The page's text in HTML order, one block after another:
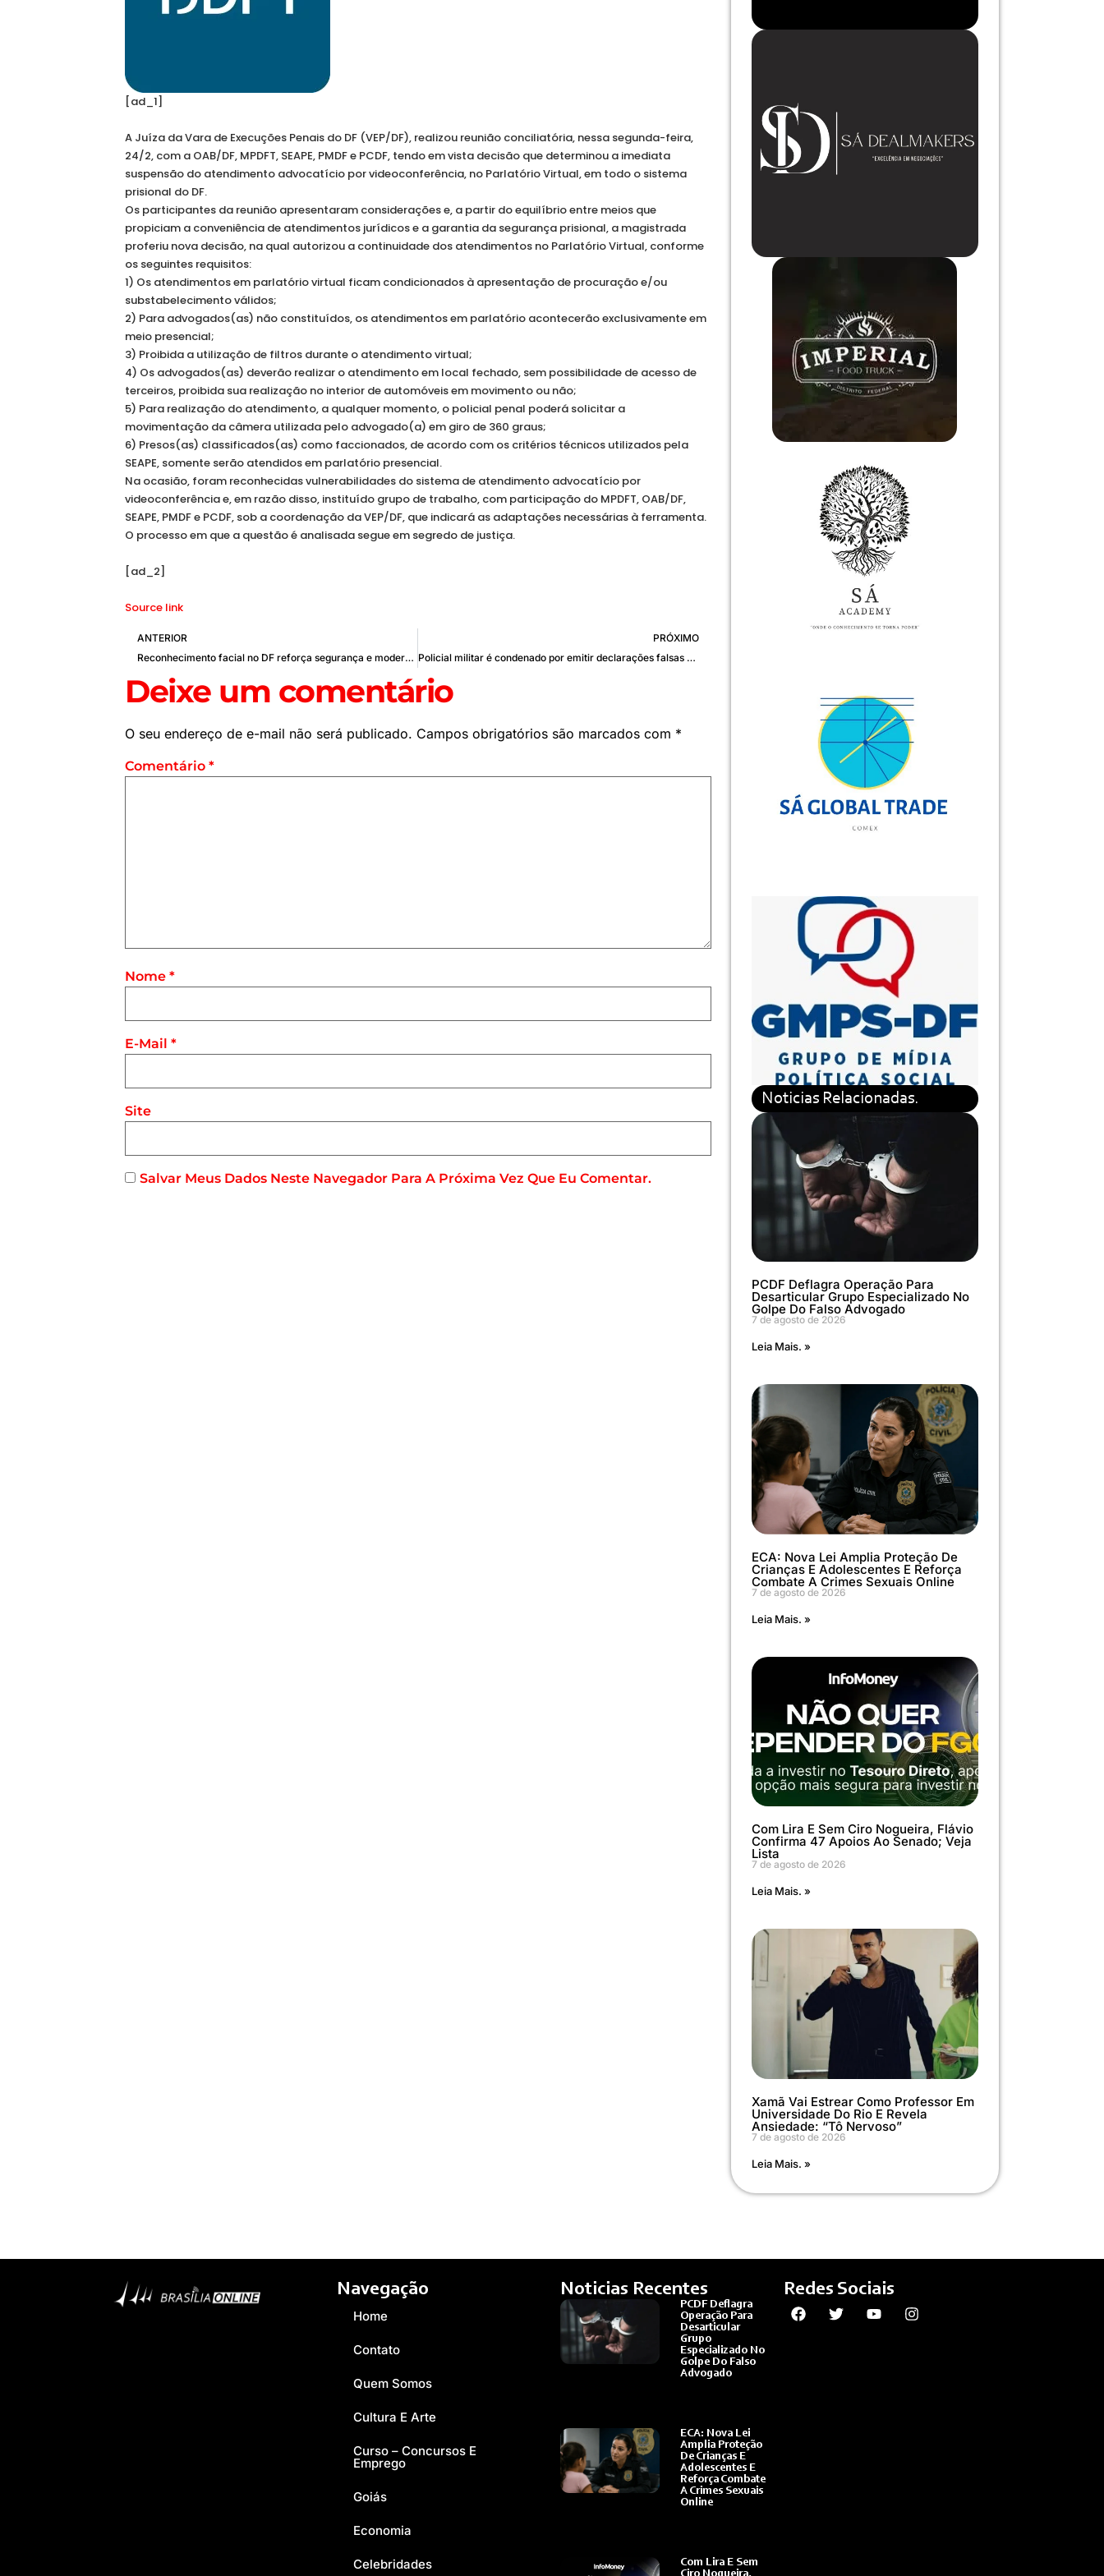
[ad_1]
A Juíza da Vara de Execuções Penais do DF (VEP/DF), realizou reunião conciliatória, nessa segunda-feira,
24/2, com a OAB/DF, MPDFT, SEAPE, PMDF e PCDF, tendo em vista decisão que determinou a imediata
suspensão do atendimento advocatício por videoconferência, no Parlatório Virtual, em todo o sistema
prisional do DF.
Os participantes da reunião apresentaram considerações e, a partir do equilíbrio entre meios que
propiciam a conveniência de atendimentos jurídicos e a garantia da segurança prisional, a magistrada
proferiu nova decisão, na qual autorizou a continuidade dos atendimentos no Parlatório Virtual, conforme
os seguintes requisitos:
1) Os atendimentos em parlatório virtual ficam condicionados à apresentação de procuração e/ou
substabelecimento válidos;
2) Para advogados(as) não constituídos, os atendimentos em parlatório acontecerão exclusivamente em
meio presencial;
3) Proibida a utilização de filtros durante o atendimento virtual;
4) Os advogados(as) deverão realizar o atendimento em local fechado, sem possibilidade de acesso de
terceiros, proibida sua realização no interior de automóveis em movimento ou não;
5) Para realização do atendimento, a qualquer momento, o policial penal poderá solicitar a
movimentação da câmera utilizada pelo advogado(a) em giro de 360 graus;
6) Presos(as) classificados(as) como faccionados, de acordo com os critérios técnicos utilizados pela
SEAPE, somente serão atendidos em parlatório presencial.
Na ocasião, foram reconhecidas vulnerabilidades do sistema de atendimento advocatício por
videoconferência e, em razão disso, instituído grupo de trabalho, com participação do MPDFT, OAB/DF,
SEAPE, PMDF e PCDF, sob a coordenação da VEP/DF, que indicará as adaptações necessárias à ferramenta.
O processo em que a questão é analisada segue em segredo de justiça.
[ad_2]
Source link
ANTERIOR
Reconhecimento facial no DF reforça segurança e moderniza serviços públicos
PRÓXIMO
Policial militar é condenado por emitir declarações falsas para anular multas de trânsito — Tribunal de Justiça do Distrito Federal e dos Territórios
Deixe um comentário
O seu endereço de e-mail não será publicado. Campos obrigatórios são marcados com *
Comentário *
Nome *
E-Mail *
Site
Salvar Meus Dados Neste Navegador Para A Próxima Vez Que Eu Comentar.
Noticias Relacionadas.
PCDF Deflagra Operação Para
Desarticular Grupo Especializado No
Golpe Do Falso Advogado
7 de agosto de 2026
Leia Mais. »
ECA: Nova Lei Amplia Proteção De
Crianças E Adolescentes E Reforça
Combate A Crimes Sexuais Online
7 de agosto de 2026
Leia Mais. »
Com Lira E Sem Ciro Nogueira, Flávio
Confirma 47 Apoios Ao Senado; Veja
Lista
7 de agosto de 2026
Leia Mais. »
Xamã Vai Estrear Como Professor Em
Universidade Do Rio E Revela
Ansiedade: “Tô Nervoso”
7 de agosto de 2026
Leia Mais. »
Navegação
Home
Contato
Quem Somos
Cultura E Arte
Curso – Concursos E
Emprego
Goiás
Economia
Celebridades
Noticias Recentes
PCDF Deflagra
Operação Para
Desarticular
Grupo
Especializado No
Golpe Do Falso
Advogado
ECA: Nova Lei
Amplia Proteção
De Crianças E
Adolescentes E
Reforça Combate
A Crimes Sexuais
Online
Com Lira E Sem
Redes Sociais